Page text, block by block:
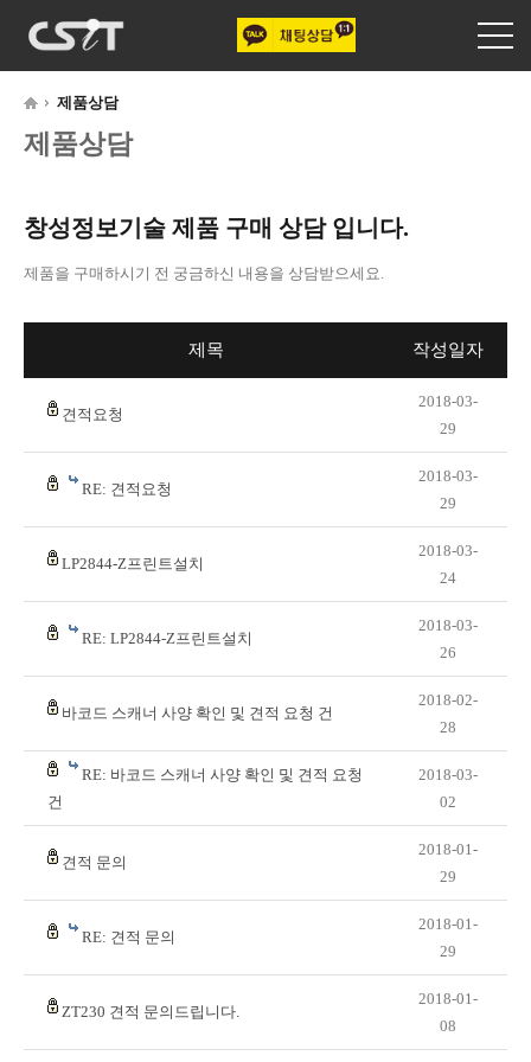
제품상담
제품상담
창성정보기술 제품 구매 상담 입니다.
제품을 구매하시기 전 궁금하신 내용을 상담받으세요.
제목 작성일자
견적요청
2018-03-
29
RE: 견적요청
2018-03-
29
LP2844-Z프린트설치
2018-03-
24
RE: LP2844-Z프린트설치
2018-03-
26
바코드 스캐너 사양 확인 및 견적 요청 건
2018-02-
28
RE: 바코드 스캐너 사양 확인 및 견적 요청
건
2018-03-
02
견적 문의
2018-01-
29
RE: 견적 문의
2018-01-
29
ZT230 견적 문의드립니다.
2018-01-
08